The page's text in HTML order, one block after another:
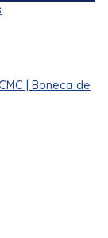
| Boneca de